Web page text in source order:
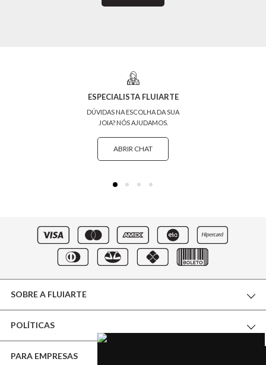
ESPECIALISTA FLUIARTE
DÚVIDAS NA ESCOLHA DA SUA
JOIA? NÓS AJUDAMOS.
ABRIR CHAT
SOBRE A FLUIARTE
THE WORLD OF FLUIARTE
NOSSA BOUTIQUE
POLÍTICAS
CERTIFICADO DE GARANTIA
PARA EMPRESAS